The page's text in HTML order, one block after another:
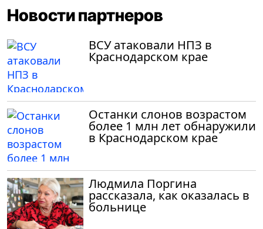
Новости партнеров
ВСУ атаковали НПЗ в
Краснодарском крае
Останки слонов возрастом
более 1 млн лет обнаружили
в Краснодарском крае
Людмила Поргина
рассказала, как оказалась в
больнице